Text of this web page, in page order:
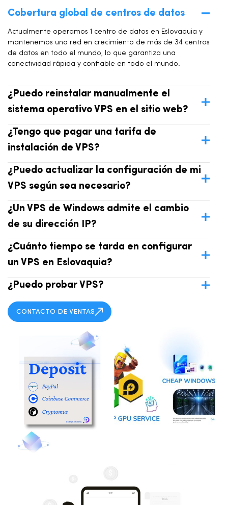
Cobertura global de centros de datos
Actualmente operamos 1 centro de datos en Eslovaquia y
mantenemos una red en crecimiento de más de 34 centros
de datos en todo el mundo, lo que garantiza una
conectividad rápida y confiable en todo el mundo.
¿Puedo reinstalar manualmente el
sistema operativo VPS en el sitio web?
¿Tengo que pagar una tarifa de
instalación de VPS?
¿Puedo actualizar la configuración de mi
VPS según sea necesario?
¿Un VPS de Windows admite el cambio
de su dirección IP?
¿Cuánto tiempo se tarda en configurar
un VPS en Eslovaquia?
¿Puedo probar VPS?
CONTACTO DE VENTAS